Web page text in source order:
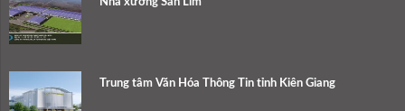
Trung tâm Văn Hóa Thông Tin tỉnh Kiên Giang